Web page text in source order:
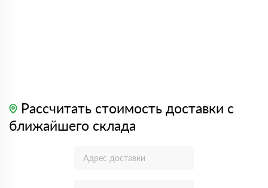
Рассчитать стоимость доставки с
ближайшего склада